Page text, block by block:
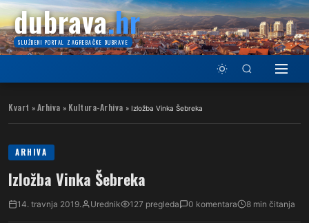
dubrava.hr
SLUŽBENI PORTAL ZAGREBAČKE DUBRAVE
Kvart » Arhiva » Kultura-Arhiva » Izložba Vinka Šebreka
ARHIVA
Izložba Vinka Šebreka
14. travnja 2019. Urednik 127 pregleda 0 komentara 8 min čitanja